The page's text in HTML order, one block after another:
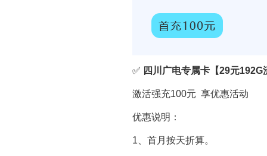
✅ 四川广电专属卡【29元192G
激活强充100元 享优惠活动
优惠说明：
1、首月按天折算。